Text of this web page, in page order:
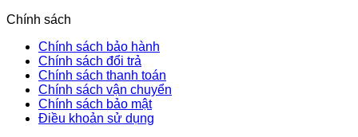
Chính sách
Chính sách bảo hành
Chính sách đổi trả
Chính sách thanh toán
Chính sách vận chuyển
Chính sách bảo mật
Điều khoản sử dụng